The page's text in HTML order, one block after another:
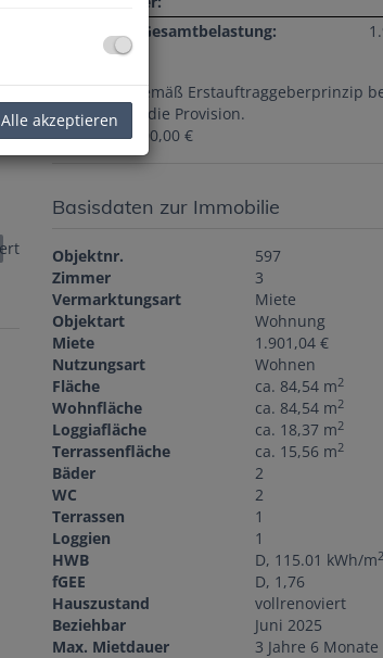
monatliche Gesamtbelastung:
Provision: Gemäß Erstauftraggeberprinzip
der Abgeber die Provision.
Kaution: 6.000,00 €
Basisdaten zur Immobilie
Objektnr.
597
Zimmer
3
Vermarktungsart
Miete
Objektart
Wohnung
Miete
1.901,04 €
Nutzungsart
Wohnen
Fläche
ca. 84,54 m2
Wohnfläche ca. 84,54 m2
Loggiafläche ca. 18,37 m2
Terrassenfläche ca. 15,56 m2
Bäder
2
WC
2
Terrassen
1
Loggien
1
HWB
D, 115.01 kWh/m2
fGEE
D, 1,76
Hauszustand
vollrenoviert
Beziehbar
Juni 2025
Max. Mietdauer
3 Jahre 6 Monate
Alle akzeptieren